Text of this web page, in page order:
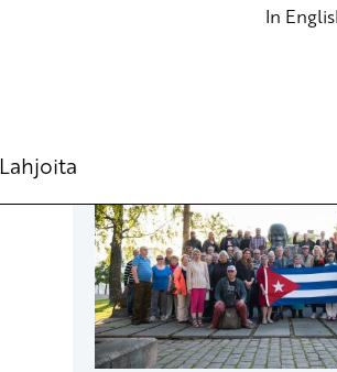
In
Lahjoita